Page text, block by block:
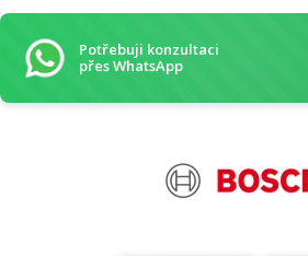
Potřebuji konzultaci
přes WhatsApp